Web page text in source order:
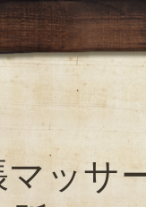
ッサ